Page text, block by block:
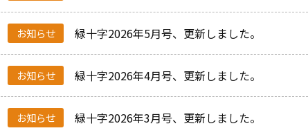
お知らせ 緑十字2026年5月号、更新しました。
お知らせ 緑十字2026年4月号、更新しました。
お知らせ 緑十字2026年3月号、更新しました。